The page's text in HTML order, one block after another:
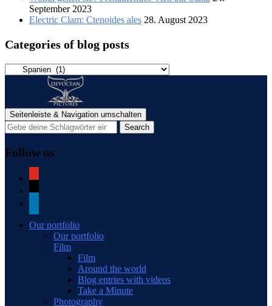
September 2023
Electric Clam: Ctenoides ales 28. August 2023
Categories of blog posts
Categories
Seitenleiste & Navigation umschalten
Follow us
Our portfolio
Our portfolio
Film
Film
Around the world
Blog entries with videos
Take a Minute
Photography